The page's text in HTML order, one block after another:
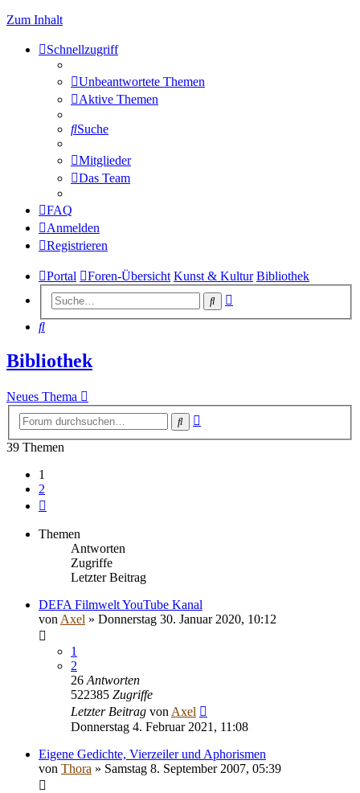
Zum Inhalt
Schnellzugriff
Unbeantwortete Themen
Aktive Themen
Suche
Mitglieder
Das Team
FAQ
Anmelden
Registrieren
Portal Foren-Übersicht Kunst & Kultur Bibliothek
Suche
Suche
Bibliothek
Neues Thema
Suche
39 Themen
1
2
Themen
Antworten
Zugriffe
Letzter Beitrag
DEFA Filmwelt YouTube Kanal
von Axel » Donnerstag 30. Januar 2020, 10:12
1
2
26 Antworten
522385 Zugriffe
Letzter Beitrag von Axel
Donnerstag 4. Februar 2021, 11:08
Eigene Gedichte, Vierzeiler und Aphorismen
von Thora » Samstag 8. September 2007, 05:39